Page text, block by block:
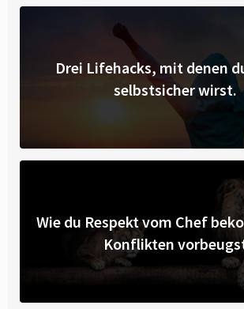
Drei Lifehacks, mit denen
selbstsicher wirst.
Wie du Respekt vom Chef
Konflikten